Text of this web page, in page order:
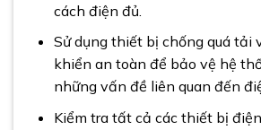
cách điện đủ.
Sử dụng thiết bị chống quá tải
khiển an toàn để bảo vệ hệ
những vấn đề liên quan đến
Kiểm tra tất cả các thiết bị